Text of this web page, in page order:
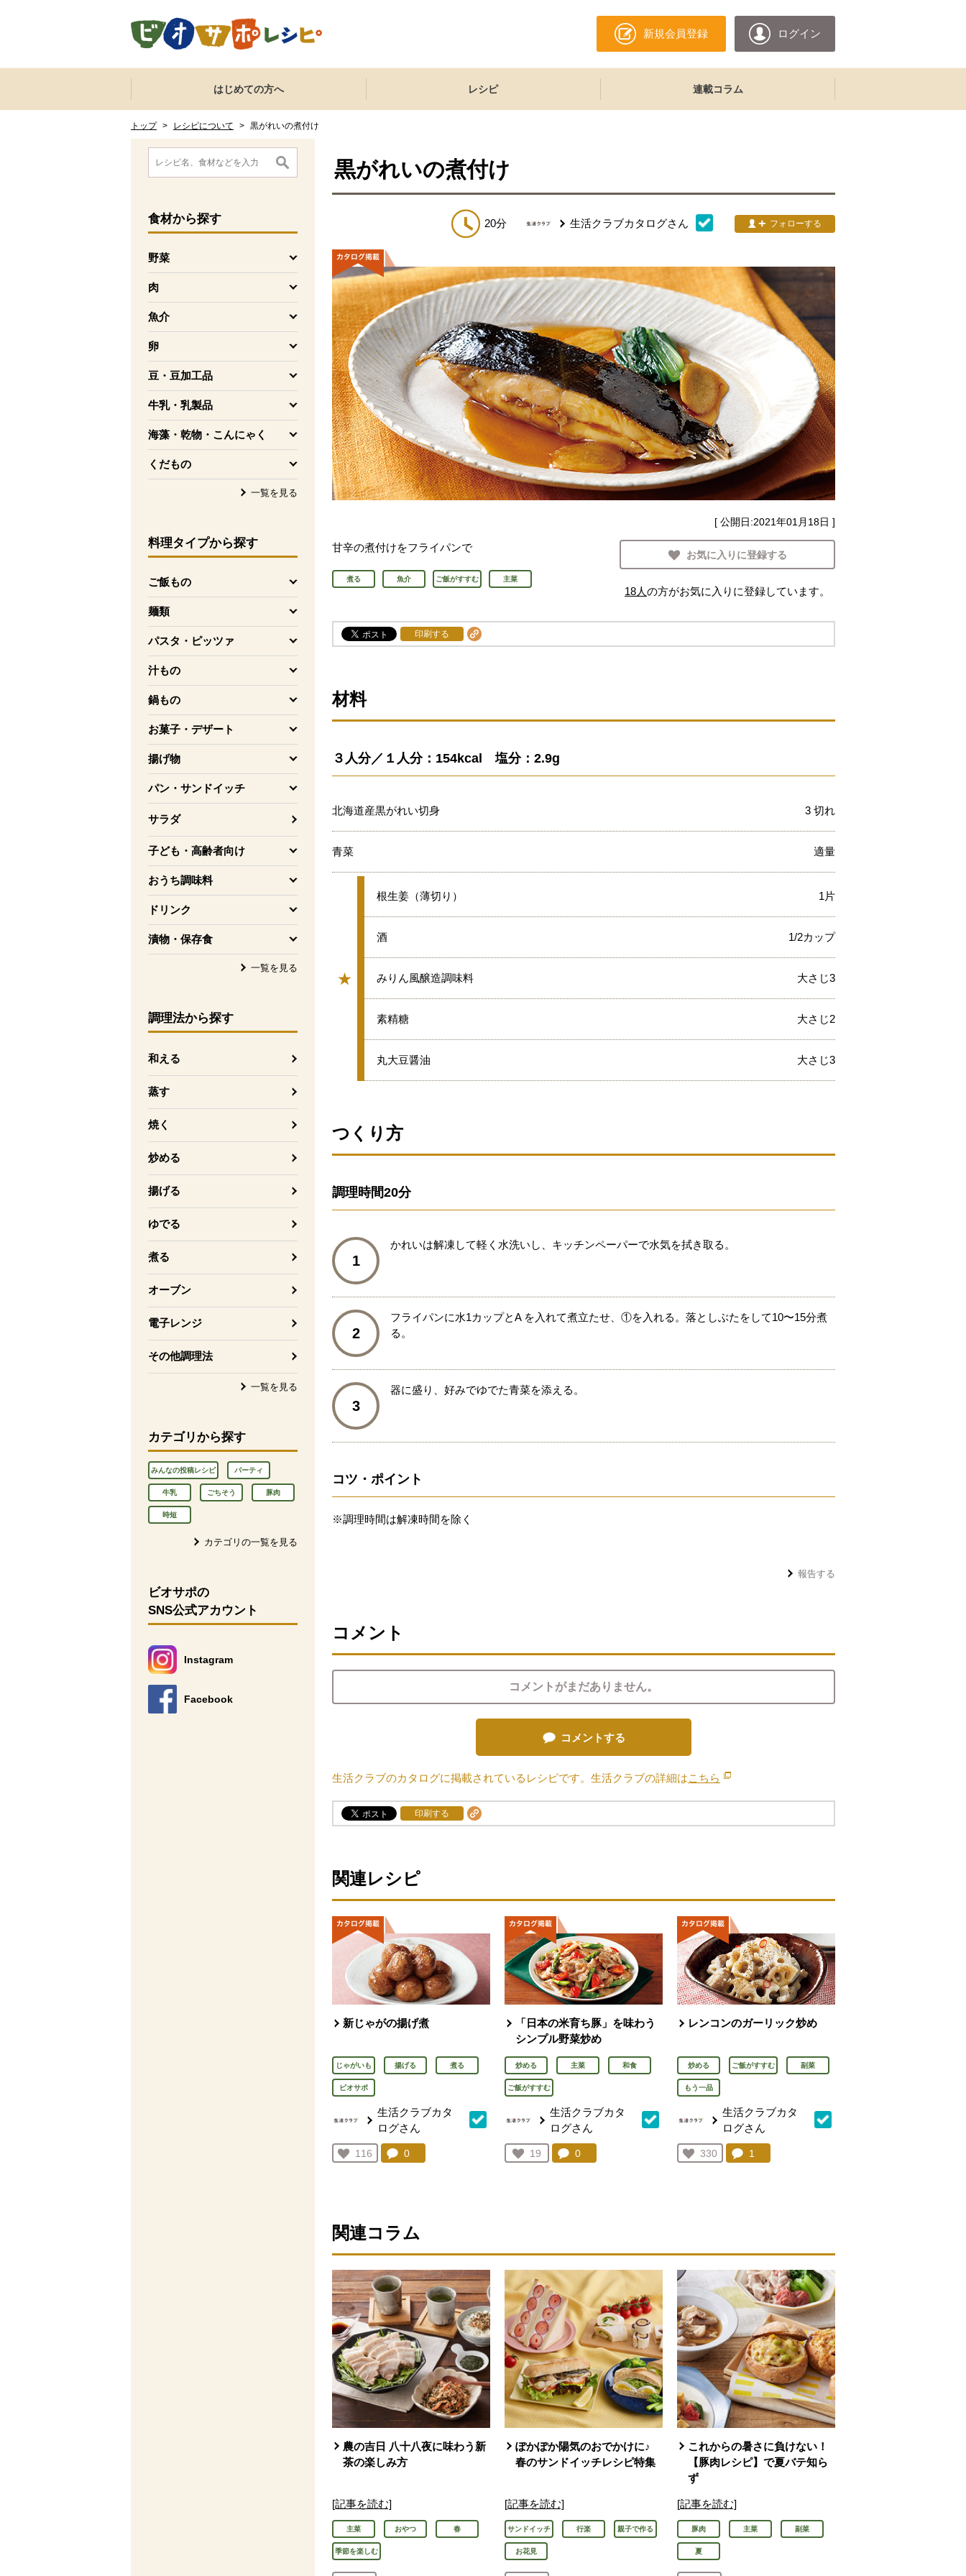
新規会員登録 ログイン
ここからサイト内共通メニューです。
サイト内共通メニューをスキップする
はじめての方へ レシピ 連載コラム
トップ > レシピについて > 黒がれいの煮付け
ここから消費材検索メニューです。
食材から探す
野菜
を開く
肉
を開く
魚介
を開く
卵
を開く
豆・豆加工品
を開く
牛乳・乳製品
を開く
海藻・乾物・こんにゃく
を開く
くだもの
を開く
一覧を見る
料理タイプから探す
ご飯もの
を開く
麺類
を開く
パスタ・ピッツァ
を開く
汁もの
を開く
鍋もの
を開く
お菓子・デザート
を開く
揚げ物
を開く
パン・サンドイッチ
を開く
サラダ
子ども・高齢者向け
を開く
おうち調味料
を開く
ドリンク
を開く
漬物・保存食
を開く
一覧を見る
調理法から探す
和える
蒸す
焼く
炒める
揚げる
ゆでる
煮る
オーブン
電子レンジ
その他調理法
一覧を見る
カテゴリから探す
みんなの投稿レシピ パーティ
牛乳 ごちそう 豚肉
時短
カテゴリの一覧を見る
消費材検索メニューここまで。
ここから本文です。
ビオサポの
SNS公式アカウント
Instagram
別のウィンドウで開きます。
Facebook
別のウィンドウで開きます。
黒がれいの煮付け
20分 生活クラブカタログさん フォローする
[ 公開日:2021年01月18日 ]
甘辛の煮付けをフライパンで
煮る 魚介 ご飯がすすむ 主菜
お気に入りに登録する
18人の方がお気に入りに登録しています。
印刷する
材料
３人分／１人分：154kcal 塩分：2.9g
北海道産黒がれい切身 3 切れ
青菜 適量
★
グループ
★
根生姜（薄切り） 1片
★
酒 1/2カップ
★
みりん風醸造調味料 大さじ3
★
素精糖 大さじ2
★
丸大豆醤油 大さじ3
つくり方
調理時間20分
1
かれいは解凍して軽く水洗いし、キッチンペーパーで水気を拭き取る。
2
フライパンに水1カップとA を入れて煮立たせ、①を入れる。落としぶたをして10〜15分煮
る。
3
器に盛り、好みでゆでた青菜を添える。
コツ・ポイント
※調理時間は解凍時間を除く
報告する
コメント
コメントがまだありません。
コメントする
生活クラブのカタログに掲載されているレシピです。生活クラブの詳細はこちら 別のウィンドウで開きます。
印刷する
関連レシピ
新じゃがの揚げ煮
じゃがいも 揚げる 煮る
ビオサポ
生活クラブカタ
ログさん
お気に入り登録：
116
人が登録
コメント：
0
「日本の米育ち豚」を味わう
シンプル野菜炒め
炒める 主菜 和食
ご飯がすすむ
生活クラブカタ
ログさん
お気に入り登録：
19
人が登録
コメント：
0件。コメントを見る。
レンコンのガーリック炒め
炒める ご飯がすすむ 副菜
もう一品
生活クラブカタ
ログさん
お気に入り登録：
330
人が登録
コメント：
1
関連コラム
農の吉日 八十八夜に味わう新
茶の楽しみ方
[記事を読む]
主菜 おやつ 春
季節を楽しむ
ぽかぽか陽気のおでかけに♪
春のサンドイッチレシピ特集
[記事を読む]
サンドイッチ 行楽 親子で作る
お花見
これからの暑さに負けない！
【豚肉レシピ】で夏バテ知ら
ず
[記事を読む]
豚肉 主菜 副菜
夏